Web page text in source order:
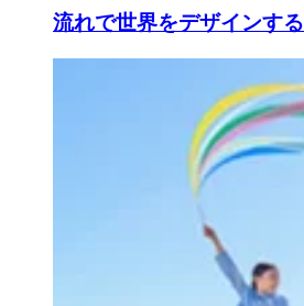
流れで世界をデザインする